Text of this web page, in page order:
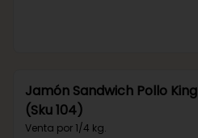
Jamón Sandwich Pollo King
(Sku 104)
Venta por 1/4 kg.